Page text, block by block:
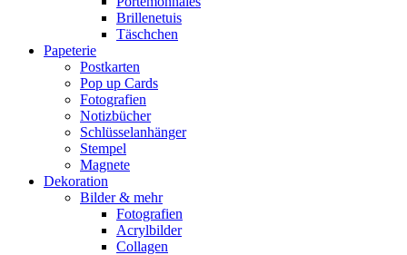
Brillenetuis
Täschchen
Papeterie
Postkarten
Pop up Cards
Fotografien
Notizbücher
Schlüsselanhänger
Stempel
Magnete
Dekoration
Bilder & mehr
Fotografien
Acrylbilder
Collagen